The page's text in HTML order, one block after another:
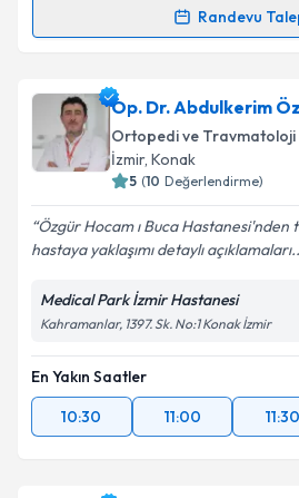
Randevu
takvim hazırlandığında e-posta
E-posta Adresiniz
Kişisel verilerimin
kapsamda işlenmesini
Op. Dr. Abdulkerim
Ortopedi ve Travmatoloji
İzmir, Konak
5 (10 Değerlendirme)
Özgür Hocam ı Buca Hastanesi'nden
hastaya yaklaşımı detaylı
Medical Park İzmir Hastanesi
Kahramanlar, 1397. Sk. No:1 Konak İzmir
En Yakın Saatler
10:30
11:00 11:30